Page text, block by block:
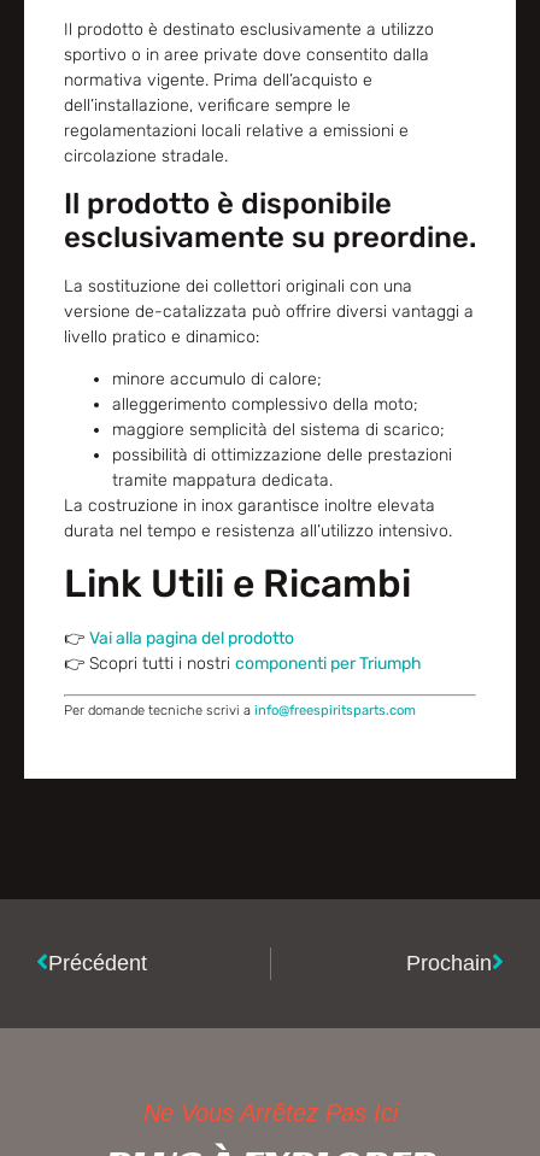
Il prodotto è destinato esclusivamente a utilizzo
sportivo o in aree private dove consentito dalla
normativa vigente. Prima dell’acquisto e
dell’installazione, verificare sempre le
regolamentazioni locali relative a emissioni e
circolazione stradale.
Il prodotto è disponibile
esclusivamente su preordine.
La sostituzione dei collettori originali con una
versione de-catalizzata può offrire diversi vantaggi a
livello pratico e dinamico:
minore accumulo di calore;
alleggerimento complessivo della moto;
maggiore semplicità del sistema di scarico;
possibilità di ottimizzazione delle prestazioni
tramite mappatura dedicata.
La costruzione in inox garantisce inoltre elevata
durata nel tempo e resistenza all’utilizzo intensivo.
Link Utili e Ricambi
👉 Vai alla pagina del prodotto
👉 Scopri tutti i nostri componenti per Triumph
Per domande tecniche scrivi a info@freespiritsparts.com
Précédent Prochain
Ne Vous Arrêtez Pas Ici